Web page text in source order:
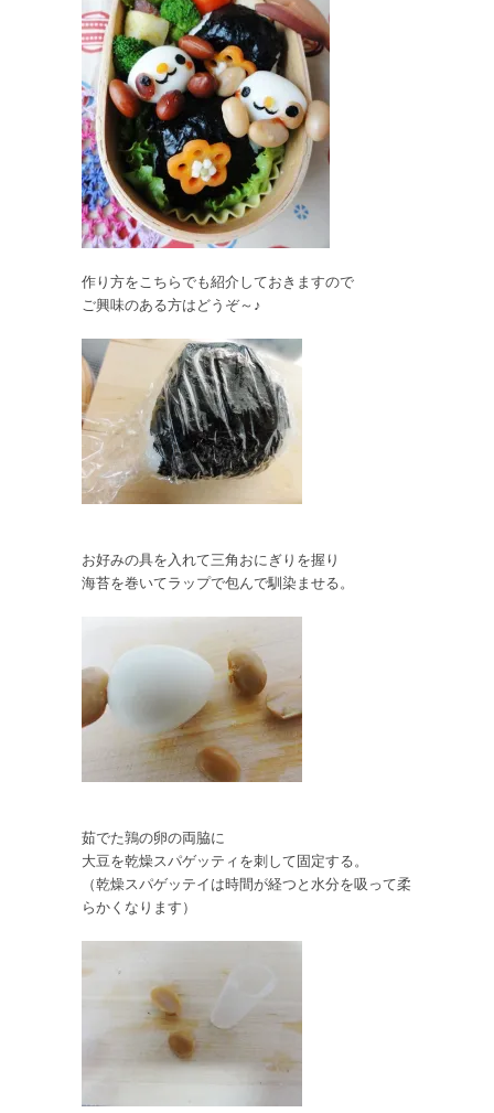
作り方をこちらでも紹介しておきますので
ご興味のある方はどうぞ～♪
お好みの具を入れて三角おにぎりを握り
海苔を巻いてラップで包んで馴染ませる。
茹でた鶉の卵の両脇に
大豆を乾燥スパゲッティを刺して固定する。
（乾燥スパゲッテイは時間が経つと水分を吸って柔
らかくなります）